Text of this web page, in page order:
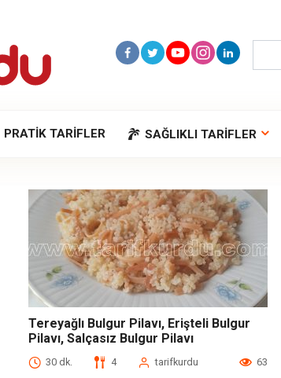
PRATIK TARIFLER SAĞLIKLI TARIFLER
Tereyağlı Bulgur Pilavı, Erişteli Bulgur
Pilavı, Salçasız Bulgur Pilavı
30 dk. 4 tarifkurdu 63